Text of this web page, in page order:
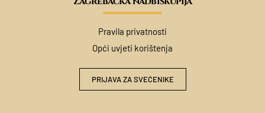
Pravila privatnosti
Opći uvjeti korištenja
PRIJAVA ZA SVEĆENIKE